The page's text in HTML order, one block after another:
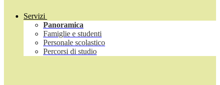
Servizi
Panoramica
Famiglie e studenti
Personale scolastico
Percorsi di studio